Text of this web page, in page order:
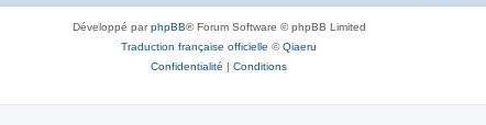
Développé parphpBB® Forum Software © phpBB Limited
Traduction française officielle ©Qiaeru
Confidentialité | Conditions